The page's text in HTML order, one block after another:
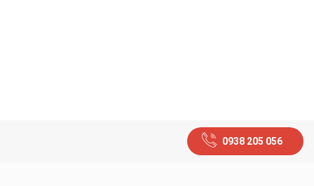
0938 205 056